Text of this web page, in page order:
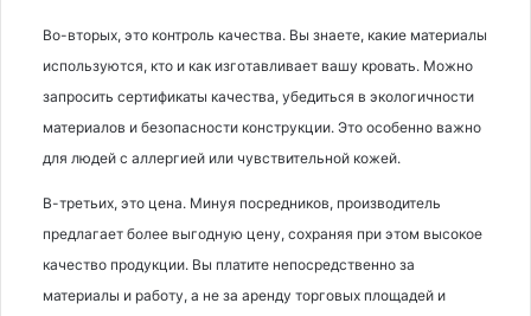
Во-вторых, это контроль качества. Вы знаете, какие материалы
используются, кто и как изготавливает вашу кровать. Можно
запросить сертификаты качества, убедиться в экологичности
материалов и безопасности конструкции. Это особенно важно
для людей с аллергией или чувствительной кожей.
В-третьих, это цена. Минуя посредников, производитель
предлагает более выгодную цену, сохраняя при этом высокое
качество продукции. Вы платите непосредственно за
материалы и работу, а не за аренду торговых площадей и